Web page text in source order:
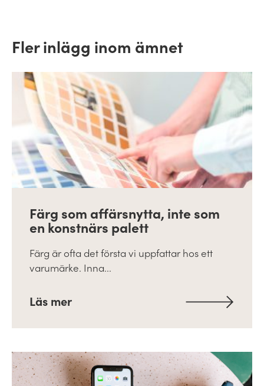
Fler inlägg inom ämnet
Färg som affärsnytta, inte som
en konstnärs palett
Färg är ofta det första vi uppfattar hos ett
varumärke. Inna...
Läs mer